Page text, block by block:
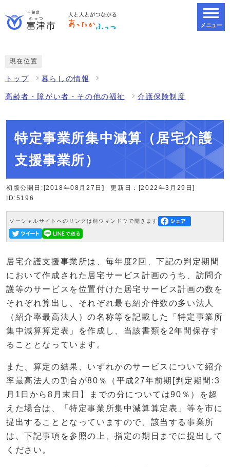
メニュー
現在位置
トップ 暮らしの情報
高齢者・障がい者・その他の福祉 介護保険制度
特定事業所集中減算（居宅介護
支援事業所）
初版公開日:[2018年08月27日]
更新日：[2022年3月29日]
ID:5196
ソーシャルサイトへのリンクは別ウィンドウで開きます
居宅介護支援事業所は、毎年度2回、下記の判定期間
において作成された居宅サービス計画のうち、訪問介
護等のサービスを位置付けた居宅サービス計画の数を
それぞれ算出し、それぞれ最も紹介件数の多い法人
（紹介率最高法人）の名称等を記載した「特定事業所
集中減算算定表」を作成し、当該書類を2年間保存す
ることとなっています。
また、算定の結果、いずれかのサービスについて紹介
率最高法人の割合が80％（平成27年前期[判定期間:3
月1日から8月末日】までの分については90％）を超
えた場合は、「特定事業所集中減算算定表」等を市に
提出することとなっていますので、該当する事業所
は、下記事項を参照の上、指定の期日までに提出して
ください。